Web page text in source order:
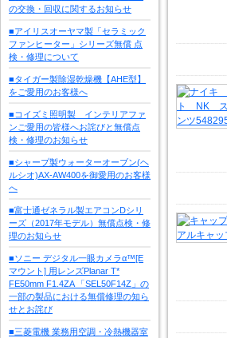
の交換・回収に関するお知らせ
■アイリスオーヤマ製「セラミック
ファンヒーター」シリーズ無償 点
検・修理について
■タイガー製除湿乾燥機【AHE型】
をご愛用のお客様へ
■コイズミ照明製 インテリアファ
ンご愛用の皆様へお詫びと無償点
検・修理のお知らせ
■シャープ製ウォーターオーブン(ヘ
ルシオ)AX-AW400を御愛用のお客様
へ
■富士通ゼネラル製エアコンDシリ
ーズ（2017年モデル）無償点検・修
理のお知らせ
■ソニー デジタル一眼カメラα™[E
マウント] 用レンズPlanar T*
FE50mm F1.4ZA 「SEL50F14Z」の
一部の製品における無償修理の知ら
せとお詫び
■三菱電機 業務用空調・冷熱機器室